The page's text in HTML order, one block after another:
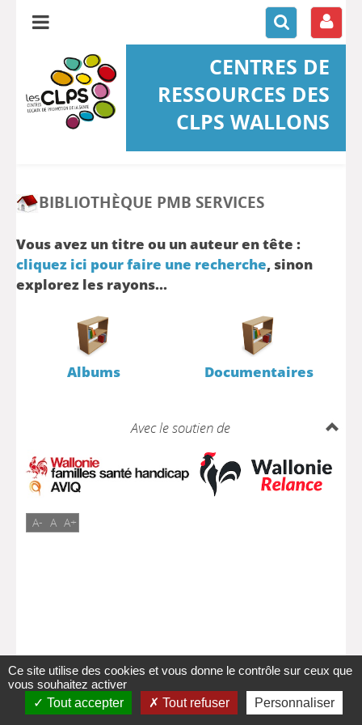
CENTRES DE
RESSOURCES DES
CLPS WALLONS
BIBLIOTHÈQUE PMB SERVICES
Vous avez un titre ou un auteur en tête :
cliquez ici pour faire une recherche, sinon
explorez les rayons...
Albums Documentaires
Avec le soutien de
A- A A+
Ce site utilise des cookies et vous donne le contrôle sur ceux que
vous souhaitez activer
Tout accepter
Tout refuser Personnaliser